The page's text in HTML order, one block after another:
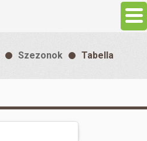
Szezonok Tabella